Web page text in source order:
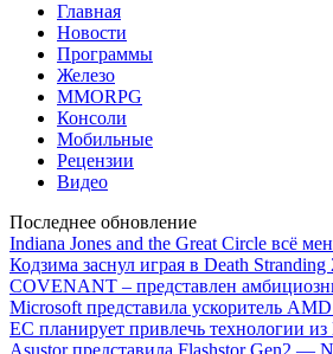
Главная
Новости
Программы
Железо
MMORPG
Консоли
Мобильные
Рецензии
Видео
Последнее обновление
Indiana Jones and the Great Circle всё
Кодзима заснул играя в Death Stranding
COVENANT – представлен
Microsoft представила ускоритель
ЕС планирует привлечь технологии
Asustor представила Flashstor Gen2 —